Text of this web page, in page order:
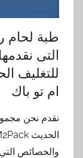
طبة لحام
التى
للتغليف
ام تو باك
نقدم نحن
والخصائص التي